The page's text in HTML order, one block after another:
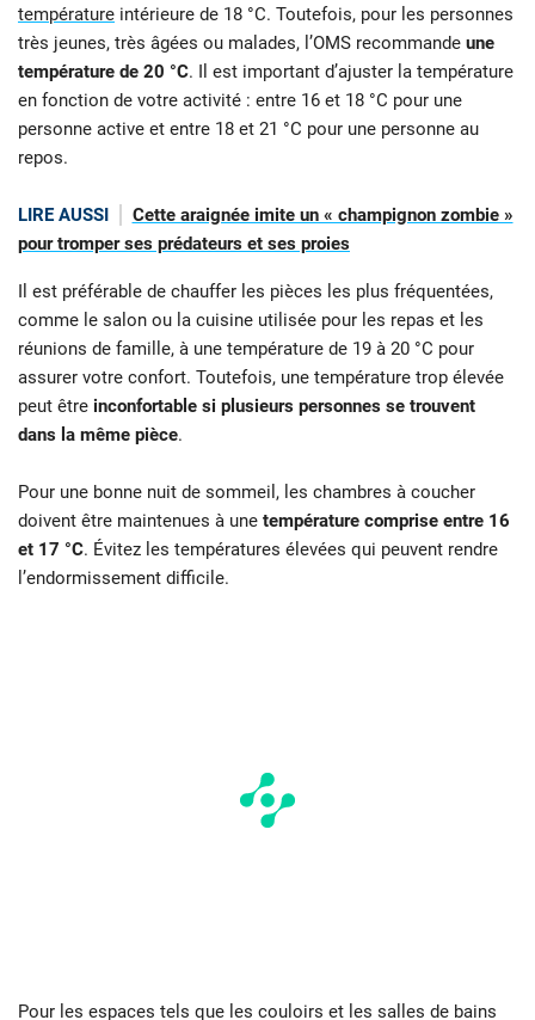
température intérieure de 18 °C. Toutefois, pour les personnes
très jeunes, très âgées ou malades, l’OMS recommande une
température de 20 °C. Il est important d’ajuster la température
en fonction de votre activité : entre 16 et 18 °C pour une
personne active et entre 18 et 21 °C pour une personne au
repos.
LIRE AUSSI
Cette araignée imite un « champignon zombie »
pour tromper ses prédateurs et ses proies
Il est préférable de chauffer les pièces les plus fréquentées,
comme le salon ou la cuisine utilisée pour les repas et les
réunions de famille, à une température de 19 à 20 °C pour
assurer votre confort. Toutefois, une température trop élevée
peut être inconfortable si plusieurs personnes se trouvent
dans la même pièce.
Pour une bonne nuit de sommeil, les chambres à coucher
doivent être maintenues à une température comprise entre 16
et 17 °C. Évitez les températures élevées qui peuvent rendre
l’endormissement difficile.
Pour les espaces tels que les couloirs et les salles de bains